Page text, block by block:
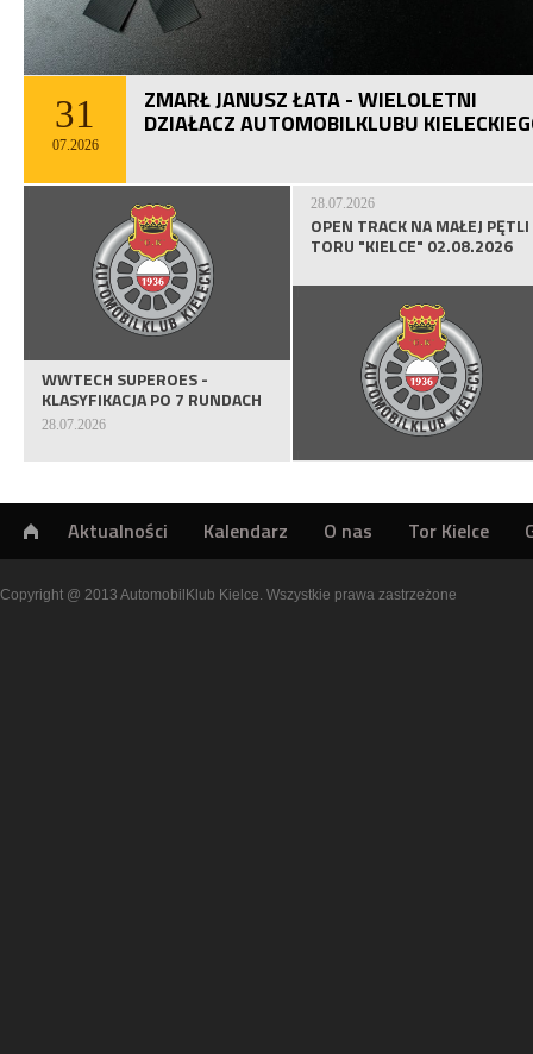
31
07.2026
ZMARŁ JANUSZ ŁATA - WIELOLETNI
DZIAŁACZ AUTOMOBILKLUBU
WWTECH SUPEROES -
KLASYFIKACJA PO 7 RUNDACH
28.07.2026
28.07.2026
OPEN TRACK NA MAŁEJ PĘTLI
TORU "KIELCE" 02.08.2026
Aktualności Kalendarz O nas Tor Kielce
Copyright @ 2013 AutomobilKlub Kielce. Wszystkie prawa zastrzeżone